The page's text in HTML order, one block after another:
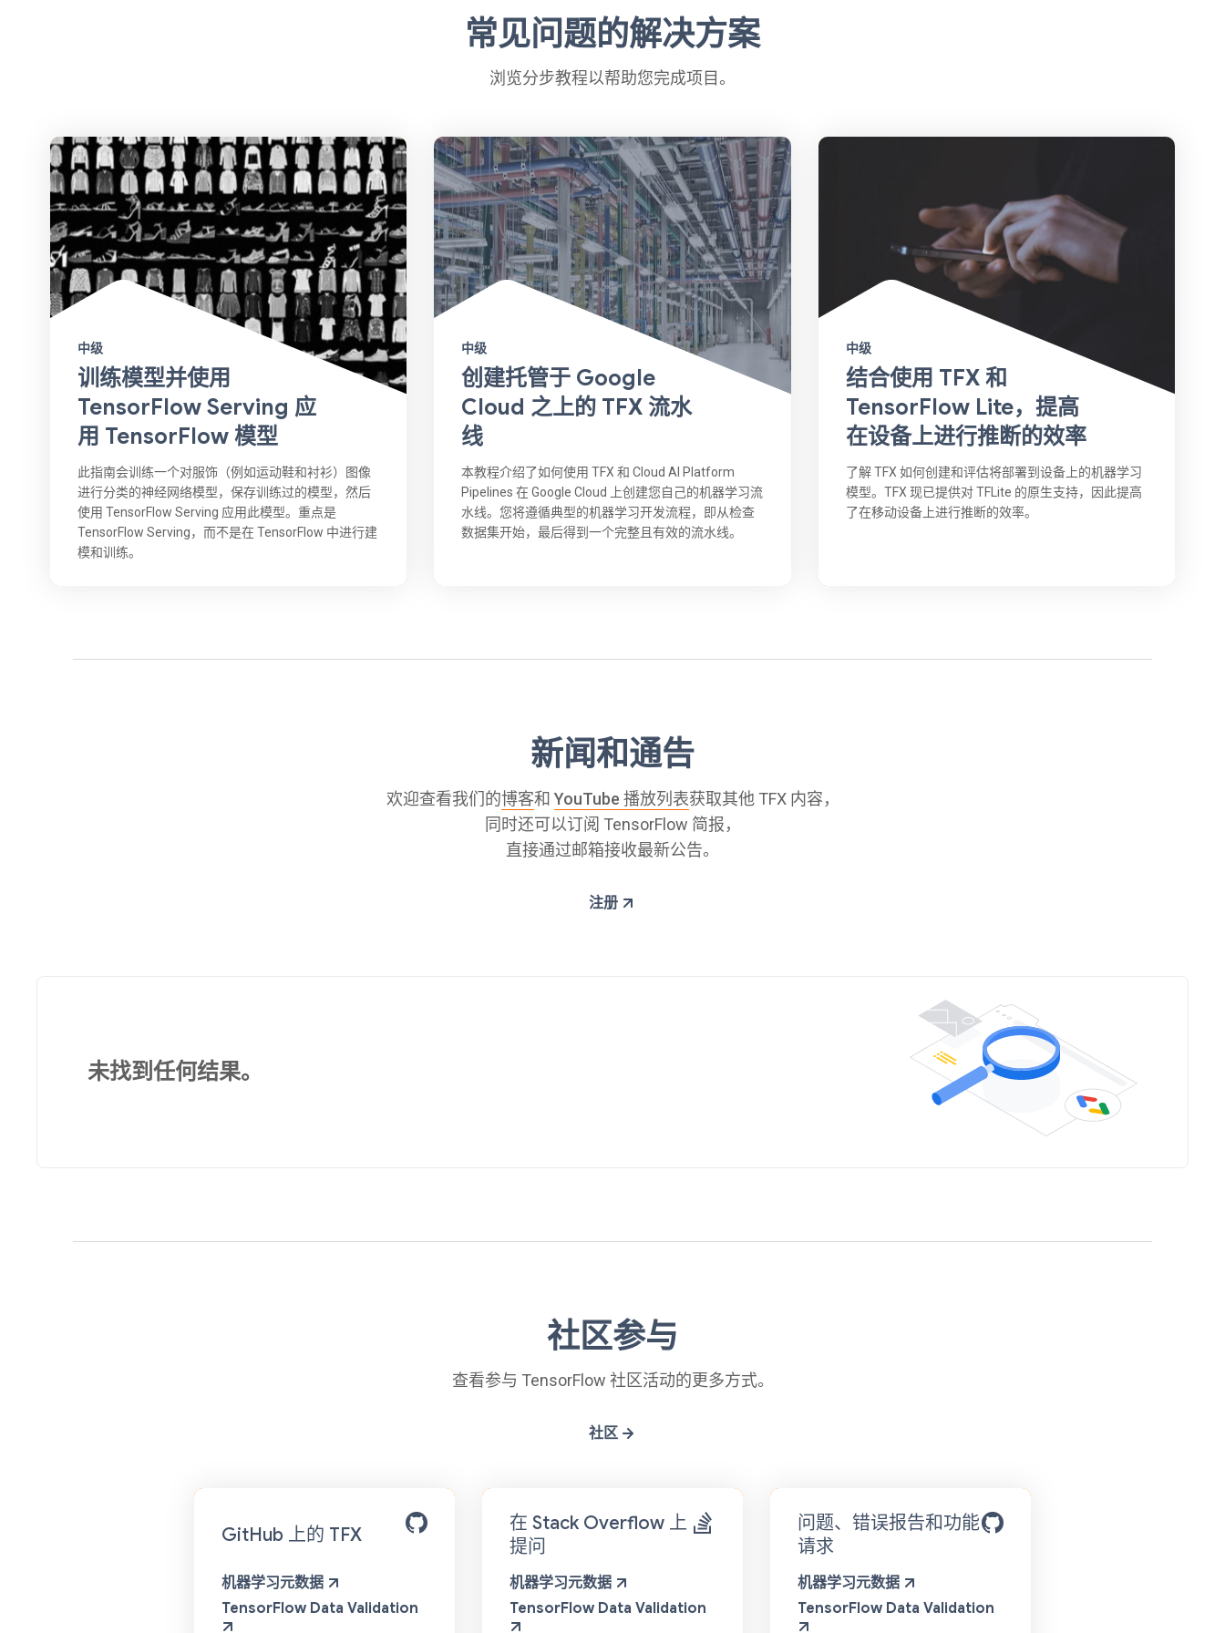
常见问题的解决方案
浏览分步教程以帮助您完成项目。
中级
训练模型并使用
TensorFlow Serving 应
用 TensorFlow 模型
此指南会训练一个对服饰（例如运动鞋和衬衫）图像
进行分类的神经网络模型，保存训练过的模型，然后
使用 TensorFlow Serving 应用此模型。重点是
TensorFlow Serving，而不是在 TensorFlow 中进行建
模和训练。
中级
创建托管于 Google
Cloud 之上的 TFX 流水
线
本教程介绍了如何使用 TFX 和 Cloud AI Platform
Pipelines 在 Google Cloud 上创建您自己的机器学习流
水线。您将遵循典型的机器学习开发流程，即从检查
数据集开始，最后得到一个完整且有效的流水线。
中级
结合使用 TFX 和
TensorFlow Lite，提高
在设备上进行推断的效率
了解 TFX 如何创建和评估将部署到设备上的机器学习
模型。TFX 现已提供对 TFLite 的原生支持，因此提高
了在移动设备上进行推断的效率。
新闻和通告
欢迎查看我们的博客和 YouTube 播放列表获取其他 TFX 内容，
同时还可以订阅 TensorFlow 简报，
直接通过邮箱接收最新公告。
注册
未找到任何结果。
社区参与
查看参与 TensorFlow 社区活动的更多方式。
社区
GitHub 上的 TFX
机器学习元数据
TensorFlow Data Validation
在 Stack Overflow 上
提问
机器学习元数据
TensorFlow Data Validation
问题、错误报告和功能
请求
机器学习元数据
TensorFlow Data Validation